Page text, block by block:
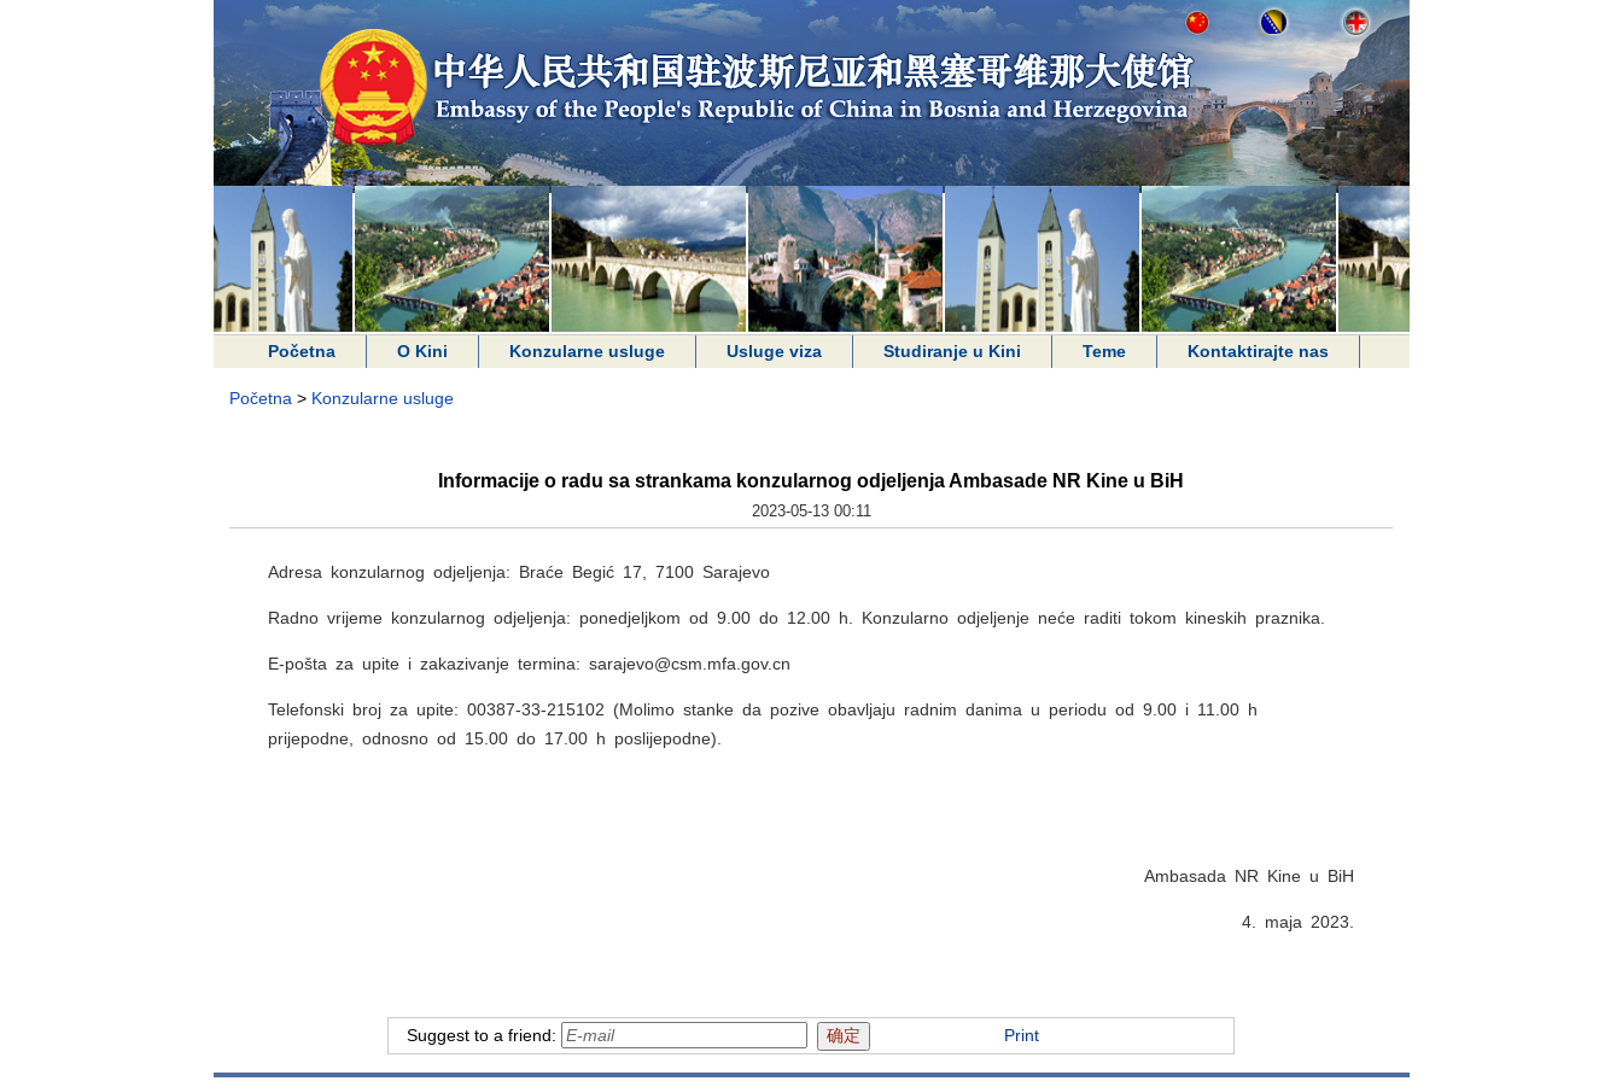
Početna O Kini Konzularne usluge Usluge viza Studiranje u Kini Teme Kontaktirajte nas
Početna > Konzularne usluge
Informacije o radu sa strankama konzularnog odjeljenja Ambasade NR Kine u BiH
2023-05-13 00:11
Adresa konzularnog odjeljenja: Braće Begić 17, 7100 Sarajevo
Radno vrijeme konzularnog odjeljenja: ponedjeljkom od 9.00 do 12.00 h. Konzularno odjeljenje neće raditi tokom kineskih praznika.
E-pošta za upite i zakazivanje termina: sarajevo@csm.mfa.gov.cn
Telefonski broj za upite: 00387-33-215102 (Molimo stanke da pozive obavljaju radnim danima u periodu od 9.00 i 11.00 h
prijepodne, odnosno od 15.00 do 17.00 h poslijepodne).
Ambasada NR Kine u BiH
4. maja 2023.
Suggest to a friend: Print